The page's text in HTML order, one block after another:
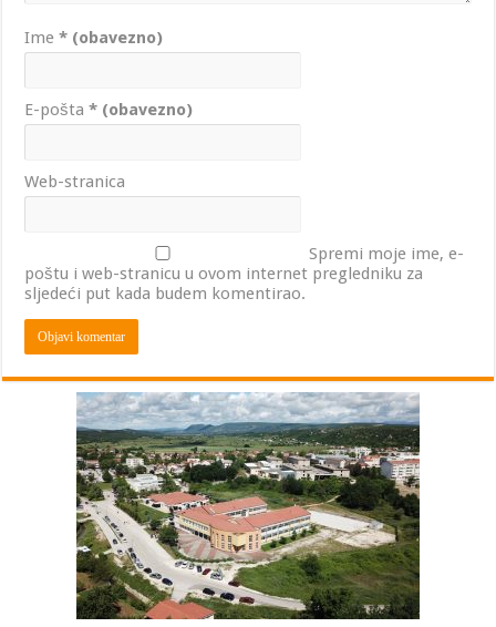
Ime* (obavezno)
E-pošta* (obavezno)
Web-stranica
Spremi moje ime, e-
poštu i web-stranicu u ovom internet pregledniku za
sljedeći put kada budem komentirao.